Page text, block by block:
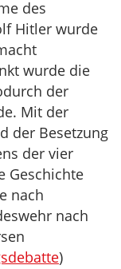
des
Hitler wurde
wurde die
der
Mit der
der Besetzung
der vier
Geschichte
nach
nach
)